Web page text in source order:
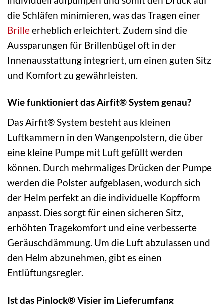
die Schläfen minimieren, was das Tragen einer
Brilleerheblich erleichtert. Zudem sind die
Aussparungen für Brillenbügel oft in der
Innenausstattung integriert, um einen guten Sitz
und Komfort zu gewährleisten.
Wie funktioniert das Airfit® System genau?
Das Airfit® System besteht aus kleinen
Luftkammern in den Wangenpolstern, die über
eine kleine Pumpe mit Luft gefüllt werden
können. Durch mehrmaliges Drücken der Pumpe
werden die Polster aufgeblasen, wodurch sich
der Helm perfekt an die individuelle Kopfform
anpasst. Dies sorgt für einen sicheren Sitz,
erhöhten Tragekomfort und eine verbesserte
Geräuschdämmung. Um die Luft abzulassen und
den Helm abzunehmen, gibt es einen
Entlüftungsregler.
Ist das Pinlock® Visier im Lieferumfang